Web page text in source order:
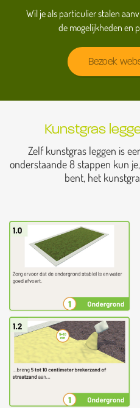
Wil je als particulier stalen
de mogelijkheden en
Bezoek
Kunstgras
Zelf kunstgras leggen is
onderstaande 8 stappen kun
bent, het